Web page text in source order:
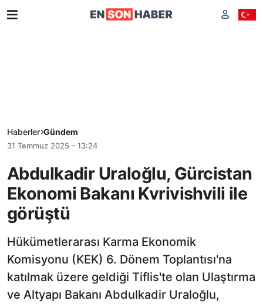
Haberler Gündem
31 Temmuz 2025 - 13:24
Abdulkadir Uraloğlu, Gürcistan
Ekonomi Bakanı Kvrivishvili ile
görüştü
Hükümetlerarası Karma Ekonomik
Komisyonu (KEK) 6. Dönem Toplantısı'na
katılmak üzere geldiği Tiflis'te olan Ulaştırma
ve Altyapı Bakanı Abdulkadir Uraloğlu,